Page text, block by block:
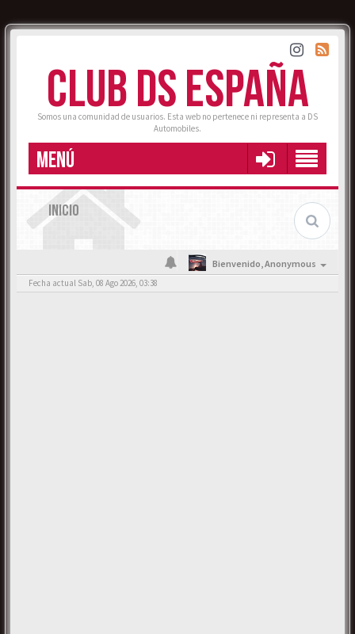
CLUB DS ESPAÑA
Somos una comunidad de usuarios. Esta web no pertenece ni representa a DS
Automobiles.
MENÚ
INICIO
Bienvenido,Anonymous
Fecha actual Sab, 08 Ago 2026, 03:38